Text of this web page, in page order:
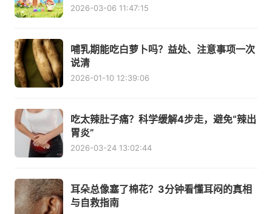
2026-03-06 11:47:15
哺乳期能吃白萝卜吗？益处、注意事项一次
说清
2026-01-10 12:39:06
吃太辣肚子痛？科学缓解4步走，避免“辣出
胃炎”
2026-03-24 13:02:44
耳朵总像塞了棉花？3分钟看懂耳闷的真相
与自救指南